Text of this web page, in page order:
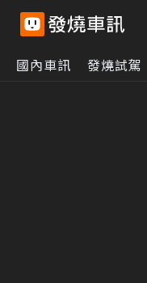
國內車訊 發燒試駕